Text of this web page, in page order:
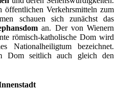
Verkehrsmitteln zum
schauen sich zunächst das
an. Der von Wienern
römisch-katholische Dom wird
Nationalheiligtum bezeichnet.
Dom seitlich auch gleich den